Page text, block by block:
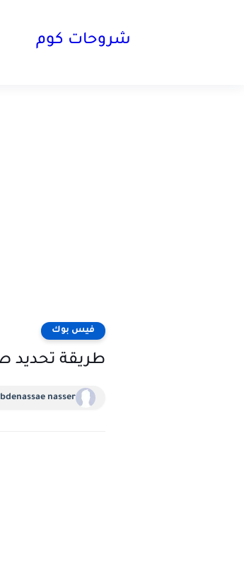
شروحات كوم
فيس بوك
طريقة تحديد
nasser